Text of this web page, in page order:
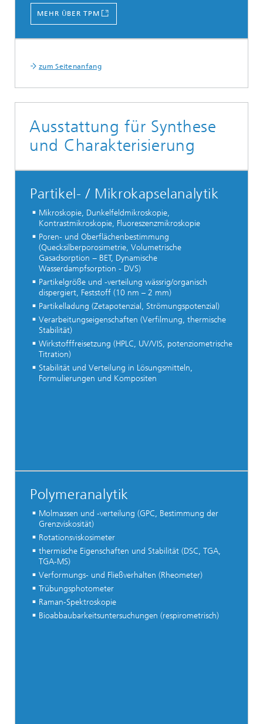
MEHR ÜBER TPM
zum Seitenanfang
Ausstattung für Synthese
und Charakterisierung
Partikel- / Mikrokapselanalytik
Mikroskopie, Dunkelfeldmikroskopie,
Kontrastmikroskopie, Fluoreszenzmikroskopie
Poren- und Oberflächenbestimmung
(Quecksilberporosimetrie, Volumetrische
Gasadsorption − BET, Dynamische
Wasserdampfsorption - DVS)
Partikelgröße und -verteilung wässrig/organisch
dispergiert, Feststoff (10 nm – 2 mm)
Partikelladung (Zetapotenzial, Strömungspotenzial)
Verarbeitungseigenschaften (Verfilmung, thermische
Stabilität)
Wirkstofffreisetzung (HPLC, UV/VIS, potenziometrische
Titration)
Stabilität und Verteilung in Lösungsmitteln,
Formulierungen und Kompositen
Polymeranalytik
Molmassen und -verteilung (GPC, Bestimmung der
Grenzviskosität)
Rotationsviskosimeter
thermische Eigenschaften und Stabilität (DSC, TGA,
TGA-MS)
Verformungs- und Fließverhalten (Rheometer)
Trübungsphotometer
Raman-Spektroskopie
Bioabbaubarkeitsuntersuchungen (respirometrisch)